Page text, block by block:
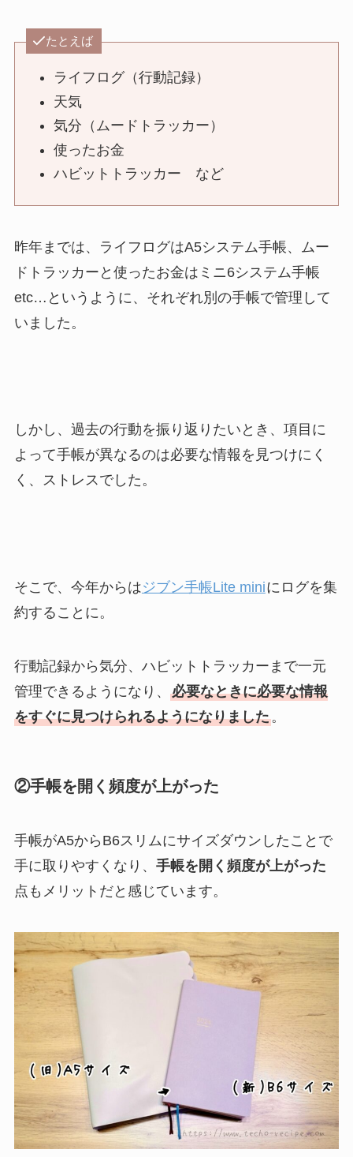
たとえば
ライフログ（行動記録）
天気
気分（ムードトラッカー）
使ったお金
ハビットトラッカー など
昨年までは、ライフログはA5システム手帳、ムー
ドトラッカーと使ったお金はミニ6システム手帳
etc…というように、それぞれ別の手帳で管理して
いました。
しかし、過去の行動を振り返りたいとき、項目に
よって手帳が異なるのは必要な情報を見つけにく
く、ストレスでした。
そこで、今年からはジブン手帳Lite miniにログを集
約することに。
行動記録から気分、ハビットトラッカーまで一元
管理できるようになり、 必要なときに必要な情報
をすぐに見つけられるようになりました。
②手帳を開く頻度が上がった
手帳がA5からB6スリムにサイズダウンしたことで
手に取りやすくなり、 手帳を開く頻度が上がった
点もメリットだと感じています。